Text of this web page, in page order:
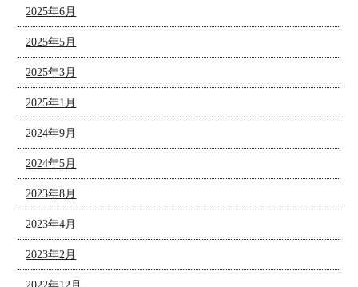
2025年6月
2025年5月
2025年3月
2025年1月
2024年9月
2024年5月
2023年8月
2023年4月
2023年2月